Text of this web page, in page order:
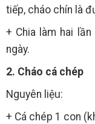
tiếp, cháo chín là
+ Chia làm hai
ngày.
2. Cháo cá chép
Nguyên liệu:
+ Cá chép 1 con